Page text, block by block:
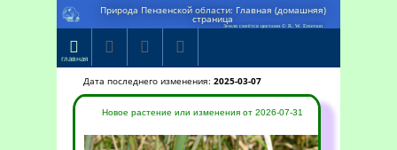
Природа Пензенской области: Главная (домашняя)
страница
Земля смеётся цветами © R. W. Emerson

главная
  
Дата последнего изменения: 2025-03-07
Новое растение или изменения от 2026-07-31